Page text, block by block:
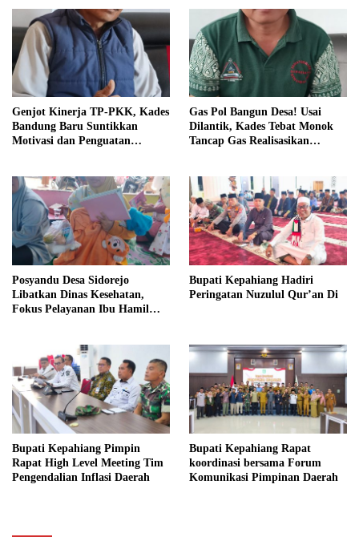
Genjot Kinerja TP-PKK, Kades
Bandung Baru Suntikkan
Motivasi dan Penguatan
Gas Pol Bangun Desa! Usai
Dilantik, Kades Tebat Monok
Tancap Gas Realisasikan
Posyandu Desa Sidorejo
Libatkan Dinas Kesehatan,
Fokus Pelayanan Ibu Hamil
Bupati Kepahiang Hadiri
Peringatan Nuzulul Qur’an Di
Bupati Kepahiang Pimpin
Rapat High Level Meeting Tim
Pengendalian Inflasi Daerah
Bupati Kepahiang Rapat
koordinasi bersama Forum
Komunikasi Pimpinan Daerah